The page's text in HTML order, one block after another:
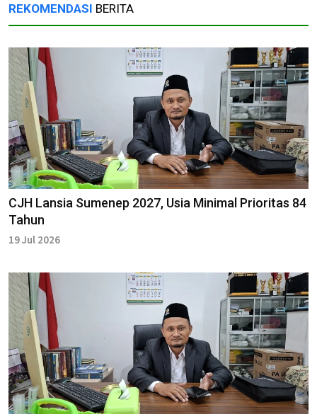
REKOMENDASI BERITA
CJH Lansia Sumenep 2027, Usia Minimal Prioritas 84
Tahun
19 Jul 2026